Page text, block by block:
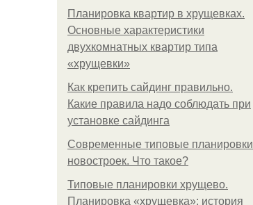
Планировка квартир в хрущевках.
Основные характеристики
двухкомнатных квартир типа
«хрущевки»
Как крепить сайдинг правильно.
Какие правила надо соблюдать при
установке сайдинга
Современные типовые планировки
новостроек. Что такое?
Типовые планировки хрущево.
Планировка «хрущевка»: история